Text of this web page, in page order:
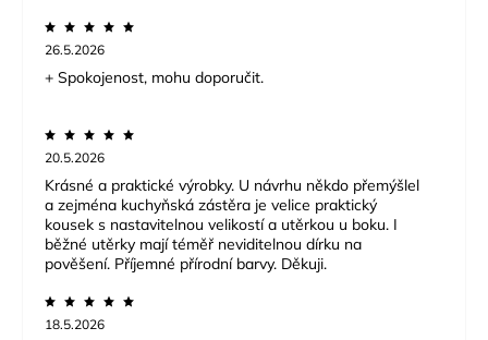
26.5.2026
+ Spokojenost, mohu doporučit.
20.5.2026
Krásné a praktické výrobky. U návrhu někdo přemýšlel
a zejména kuchyňská zástěra je velice praktický
kousek s nastavitelnou velikostí a utěrkou u boku. I
běžné utěrky mají téměř neviditelnou dírku na
pověšení. Příjemné přírodní barvy. Děkuji.
18.5.2026